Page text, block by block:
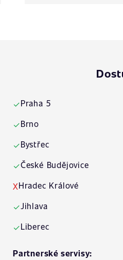
✓Praha 5
✓Brno
✓Bystřec
✓České Budějovice
XHradec Králové
✓Jihlava
✓Liberec
Partnerské servisy: